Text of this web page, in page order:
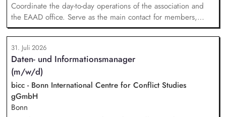
Coordinate the day-to-day operations of the association and
the EAAD office. Serve as the main contact for members,
partners and general enquiries. Support the Board of
Directors by organising meetings, preparing documents and
following up on decisions. Coordinate the association's
website, newsletters and social media. Support awareness
campaigns and communication activities. Coordinate and
devel...
31. Juli 2026
Daten- und Informationsmanager
(m/w/d)
bicc - Bonn International Centre for Conflict Studies
gGmbH
Bonn